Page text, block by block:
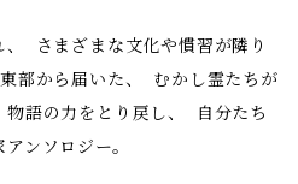
さまざまな文化や慣習が隣り
部から届いた、 むかし霊たちが
語の力をとり戻し、 自分たち
ンソロジー。